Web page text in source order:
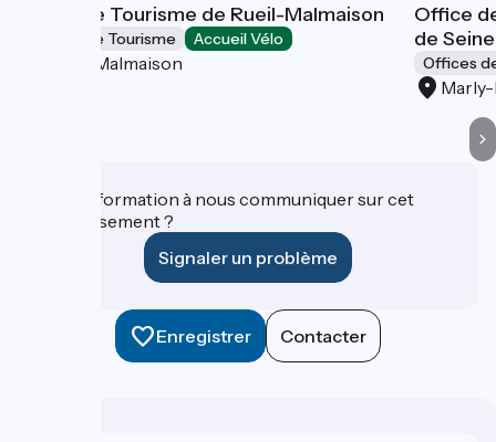
Office de Tourisme de Rueil-Malmaison
Offices de Tourisme Accueil Vélo
Rueil-Malmaison
Office
de
Offices
Une information à nous communiquer sur cet
établissement ?
Signaler un problème
Enregistrer Contacter